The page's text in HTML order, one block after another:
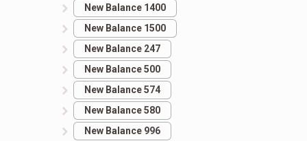
New Balance 1400
New Balance 1500
New Balance 247
New Balance 500
New Balance 574
New Balance 580
New Balance 996